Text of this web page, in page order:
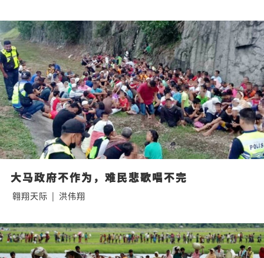
大马政府不作为，难民悲歌唱不完
翱翔天际 | 洪伟翔